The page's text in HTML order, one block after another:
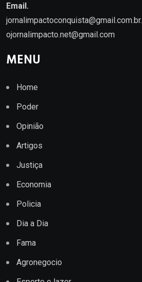
Email.
jornalimpactoconquista@gmail.com.br.
ojornalimpacto.net@gmail.com
MENU
Home
Poder
Opinião
Artigos
Justiça
Economia
Policia
Dia a Dia
Fama
Agronegocio